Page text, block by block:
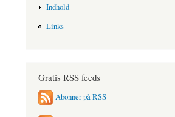
Indhold
Links
Gratis RSS feeds
Abonner på RSS